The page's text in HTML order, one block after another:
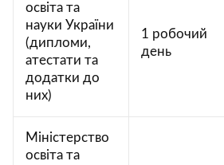
освіта та
науки України
(дипломи,
атестати та
додатки до
них)
1 робочий
день
Міністерство
освіта та